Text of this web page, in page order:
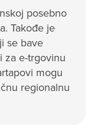
posebno
Takođe je
se bave
za e-trgovinu
mogu
regionalnu